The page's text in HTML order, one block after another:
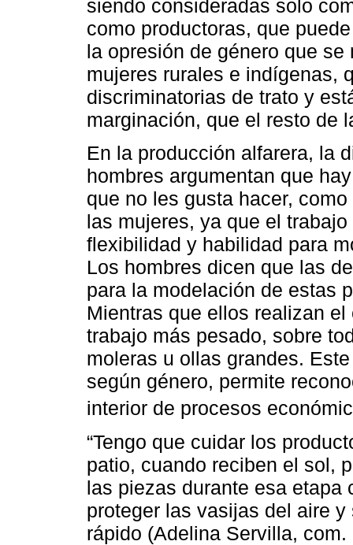
siendo consideradas solo
como productoras, que
la opresión de género que
mujeres rurales e indígenas,
discriminatorias de trato y
marginación, que el resto de
En la producción alfarera, la
hombres argumentan que
que no les gusta hacer,
las mujeres, ya que el
flexibilidad y habilidad para
Los hombres dicen que las
para la modelación de estas
Mientras que ellos realizan
trabajo más pesado, sobre
moleras u ollas grandes.
según género, permite
interior de procesos
“Tengo que cuidar los
patio, cuando reciben el sol,
las piezas durante esa etapa
proteger las vasijas del aire
rápido (Adelina Servilla, com.